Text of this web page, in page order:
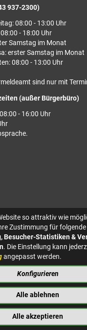
937-2300)
08:00 - 13:00 Uhr
- 18:00 Uhr
Samstag im Monat
erster Samstag im Monat
08:00 - 13:00 Uhr
sind nur mit
(außer Bürgerbüro)
- 16:00 Uhr
so attraktiv wie
Zustimmung für folgende
Besucher-Statistiken &
. Die Einstellung kann
angepasst werden.
Konfigurieren
Alle ablehnen
Alle akzeptieren